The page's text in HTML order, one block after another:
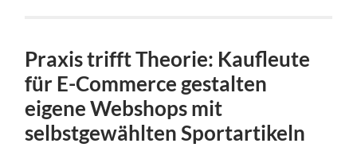
Praxis trifft Theorie: Kaufleute
für E-Commerce gestalten
eigene Webshops mit
selbstgewählten Sportartikeln